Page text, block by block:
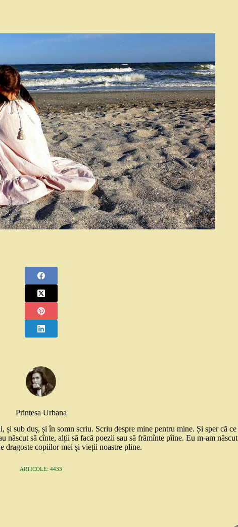
Printesa Urbana
sub duș, și în somn scriu. Scriu despre mine pentru mine. Și sper că ce
născut să cînte, alții să facă poezii sau să frămînte pîine. Eu m-am născut
dragoste copiilor mei și vieții noastre pline.
ARTICOLE: 4433